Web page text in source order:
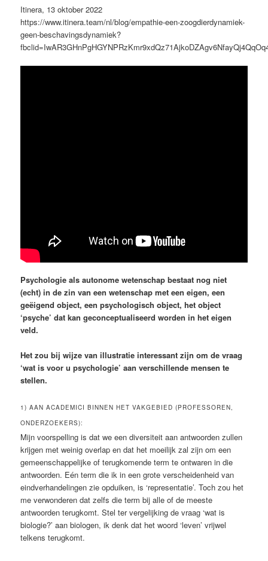
Itinera, 13 oktober 2022
https://www.itinera.team/nl/blog/empathie-een-zoogdierdynamiek-
geen-beschavingsdynamiek?
Psychologie als autonome wetenschap bestaat nog niet
(echt) in de zin van een wetenschap met een eigen, een
geëigend object, een psychologisch object, het object
‘psyche’ dat kan geconceptualiseerd worden in het eigen
veld.
Het zou bij wijze van illustratie interessant zijn om de vraag
‘wat is voor u psychologie’ aan verschillende mensen te
stellen.
1) AAN ACADEMICI BINNEN HET VAKGEBIED (PROFESSOREN,
ONDERZOEKERS):
Mijn voorspelling is dat we een diversiteit aan antwoorden zullen
krijgen met weinig overlap en dat het moeilijk zal zijn om een
gemeenschappelijke of terugkomende term te ontwaren in die
antwoorden. Eén term die ik in een grote verscheidenheid van
eindverhandelingen zie opduiken, is ‘representatie’. Toch zou het
me verwonderen dat zelfs die term bij alle of de meeste
antwoorden terugkomt. Stel ter vergelijking de vraag ‘wat is
biologie?’ aan biologen, ik denk dat het woord ‘leven’ vrijwel
telkens terugkomt.